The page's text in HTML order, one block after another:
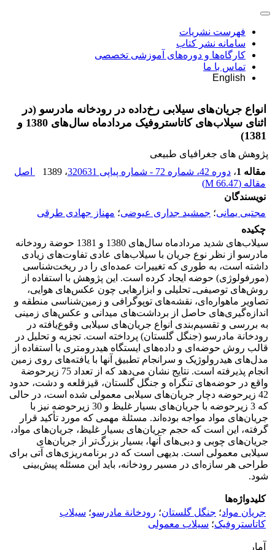
فهرست نشریات
سامانه نشر کتاب
کارگاه‌ها و دوره‌های آموزشی تخصصی
تماس با ما
English
انواع جریان‌های سیلابی رخ‌داده در رودخانه مادرسو (در
اثنای سیلاب‌های کاتاستروفیک مرداد‌ماه سال‌های 1380 و
1381)
پژوهش های جغرافیای طبیعی
مقاله 1
، دوره 42، شماره 72 - شماره پیاپی 320631 ، 1389
اصل
مقاله (66.47 M
)
نویسندگان
مجتبی یمانی؛ جمشید جداری عیوضی؛ مهناز جهادی طرقی
چکیده
سیلاب‌های شدید مردادماه سال‌های 1380 و 1381 حوضة رودخانه
مادرسو از نظر نوع جریان با سیلاب‌های عادی تفاوت‌های زیادی
داشته است، به طوری که تغییرات عمده‌ای را در ریخت‌شناسی
(مورفولوژی) حوضه ایجاد کرده است. این پژوهش با استفاده از
روش‌های توصیفی‌ـ تحلیلی و ابزارهایی چون عکس‌های هوایی،
تصاویر ماهواره‌ای، نقشه‌های توپوگرافی و زمین‌شناسی منطقه و
اندازه‌گیری‌های حاصل از برداشت‌های میدانی و عکس‌های زمینی
به بررسی و تقسیم‌بندی انواع جریان‌های سیلابی وقوع‌یافته در
رودخانة مادرسو (جنگل گلستان) پرداخته است. تجزیه و تحلیل در
قالب روش حوضه‌ای و داده‌های ایستگاه هیدرومتری با استفاده از
مدل‌های هیدرولوژیک و سرانجام تطبیق آنها با یافته‌های روی زمین
انجام پذیرفته است. نتایج نشان می‌دهد که از تعداد 75 زیرحوضة
واقع در حوضه‌های تنگراه و جنگل گلستان، قیزقلعه و دشت، حدود
42 زیرحوضه دچار جریان‌های سیلابی معمولی شده است، در حالی
که 3 زیرحوضه با جریان‌های بسیار غلیظ و 30 زیرحوضه نیز با
جریان‌های مواد مواجه بوده‌اند. مسئلة مهمی که مورد تأکید قرار
گرفته، این است که حجم جریان‌های بسیار غلیظ، جریان‌های مواد،
جریان‌های چوبی و دبی‌های آنها، بسیار بزرگ‌تر از جریان‌های
سیلابی معمولی است. بدیهی است که در برنامه‌ریزی‌های آتی برای
طراحی هر سازه‌ای در مسیر رودخانه، باید این مسئله پیش‌بینی
شود.
کلیدواژه‌ها
جریان مواد؛ جنگل گلستان؛ رودخانة مادرسو؛ سیلاب
کاتاستروفیک؛ سیلاب معمولی
آمار